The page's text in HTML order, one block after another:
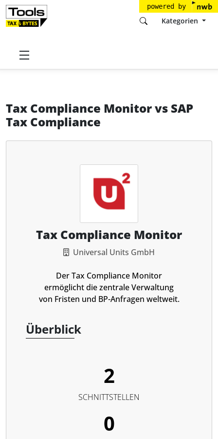
powered by
Kategorien
Startseite
Tax Compliance Monitorvs SAP
Tax Compliance
Tax Compliance Monitor
Universal Units GmbH
Der Tax Compliance Monitor
ermöglicht die zentrale Verwaltung
von Fristen und BP-Anfragen weltweit.
Überblick
2
SCHNITTSTELLEN
0